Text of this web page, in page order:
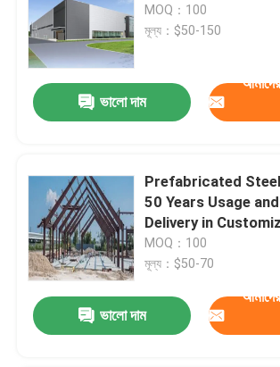
MOQ：100
মূল্য：$50-150
ভালো দাম
Prefabricated
50 Years Usage
Delivery in
MOQ：100
মূল্য：$50-70
ভালো দাম